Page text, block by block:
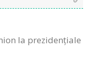
la prezidențiale